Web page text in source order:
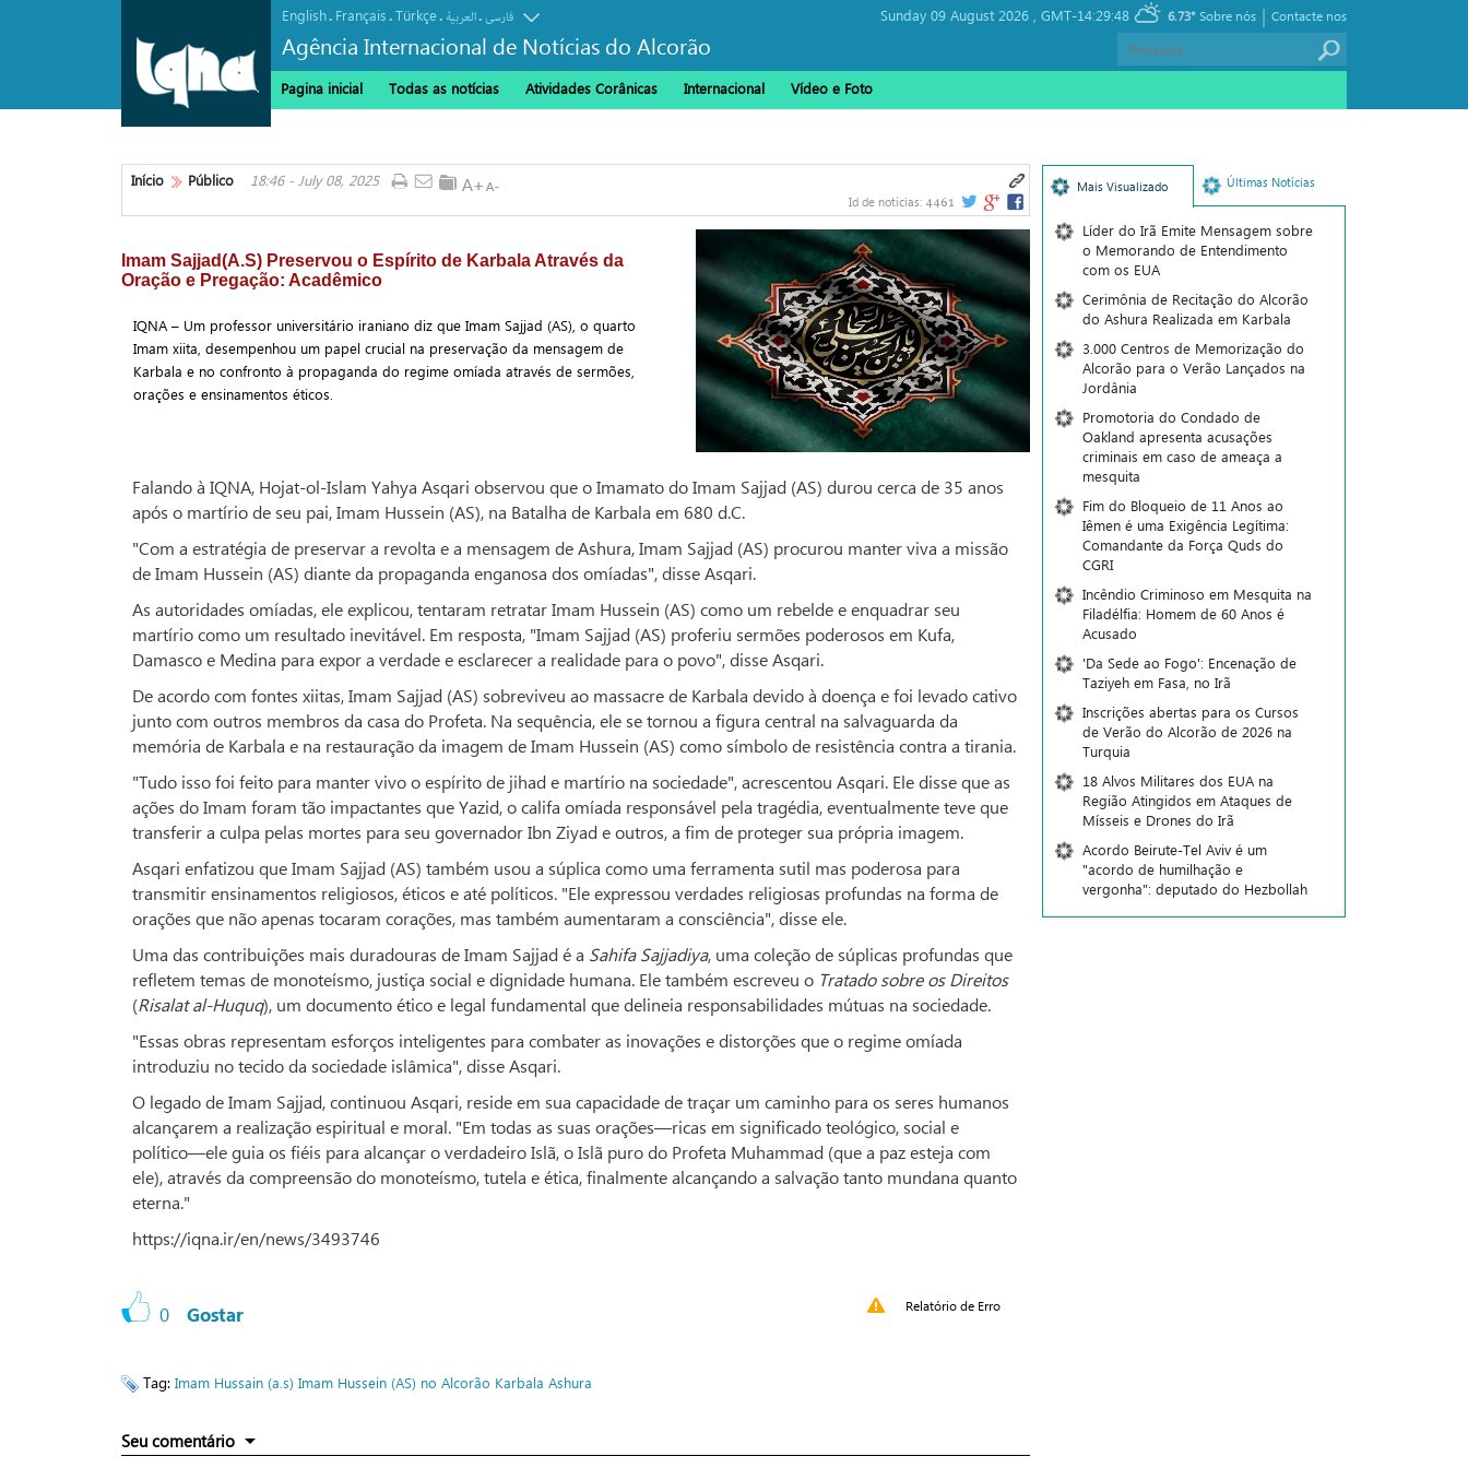
English. Français.Türkçe. العربیة.فارسی
Agência Internacional de Notícias do Alcorão
Sunday 09 August 2026 , GMT-14:29:48 6.73° Contacte nos
|
Sobre nós
Pagina inicial Todas as notícias Atividades Corânicas Internacional Vídeo e Foto
Início Público 18:46 - July 08, 2025
Id de notícias: 4461
Imam Sajjad(A.S) Preservou o Espírito de Karbala Através da
Oração e Pregação: Acadêmico
IQNA – Um professor universitário iraniano diz que Imam Sajjad (AS), o quarto
Imam xiita, desempenhou um papel crucial na preservação da mensagem de
Karbala e no confronto à propaganda do regime omíada através de sermões,
orações e ensinamentos éticos.
Falando à IQNA, Hojat-ol-Islam Yahya Asqari observou que o Imamato do Imam Sajjad (AS) durou cerca de 35 anos
após o martírio de seu pai, Imam Hussein (AS), na Batalha de Karbala em 680 d.C.
"Com a estratégia de preservar a revolta e a mensagem de Ashura, Imam Sajjad (AS) procurou manter viva a missão
de Imam Hussein (AS) diante da propaganda enganosa dos omíadas", disse Asqari.
As autoridades omíadas, ele explicou, tentaram retratar Imam Hussein (AS) como um rebelde e enquadrar seu
martírio como um resultado inevitável. Em resposta, "Imam Sajjad (AS) proferiu sermões poderosos em Kufa,
Damasco e Medina para expor a verdade e esclarecer a realidade para o povo", disse Asqari.
De acordo com fontes xiitas, Imam Sajjad (AS) sobreviveu ao massacre de Karbala devido à doença e foi levado cativo
junto com outros membros da casa do Profeta. Na sequência, ele se tornou a figura central na salvaguarda da
memória de Karbala e na restauração da imagem de Imam Hussein (AS) como símbolo de resistência contra a tirania.
"Tudo isso foi feito para manter vivo o espírito de jihad e martírio na sociedade", acrescentou Asqari. Ele disse que as
ações do Imam foram tão impactantes que Yazid, o califa omíada responsável pela tragédia, eventualmente teve que
transferir a culpa pelas mortes para seu governador Ibn Ziyad e outros, a fim de proteger sua própria imagem.
Asqari enfatizou que Imam Sajjad (AS) também usou a súplica como uma ferramenta sutil mas poderosa para
transmitir ensinamentos religiosos, éticos e até políticos. "Ele expressou verdades religiosas profundas na forma de
orações que não apenas tocaram corações, mas também aumentaram a consciência", disse ele.
Uma das contribuições mais duradouras de Imam Sajjad é a Sahifa Sajjadiya, uma coleção de súplicas profundas que
refletem temas de monoteísmo, justiça social e dignidade humana. Ele também escreveu o Tratado sobre os Direitos
(Risalat al-Huquq), um documento ético e legal fundamental que delineia responsabilidades mútuas na sociedade.
"Essas obras representam esforços inteligentes para combater as inovações e distorções que o regime omíada
introduziu no tecido da sociedade islâmica", disse Asqari.
O legado de Imam Sajjad, continuou Asqari, reside em sua capacidade de traçar um caminho para os seres humanos
alcançarem a realização espiritual e moral. "Em todas as suas orações—ricas em significado teológico, social e
político—ele guia os fiéis para alcançar o verdadeiro Islã, o Islã puro do Profeta Muhammad (que a paz esteja com
ele), através da compreensão do monoteísmo, tutela e ética, finalmente alcançando a salvação tanto mundana quanto
eterna."
https://iqna.ir/en/news/3493746
0 Gostar Relatório de Erro
Tag: Imam Hussain (a.s) Imam Hussein (AS) no Alcorão Karbala Ashura
Seu comentário
Mais Visualizado Últimas Notícias
Líder do Irã Emite Mensagem sobre
o Memorando de Entendimento
com os EUA
Cerimônia de Recitação do Alcorão
do Ashura Realizada em Karbala
3.000 Centros de Memorização do
Alcorão para o Verão Lançados na
Jordânia
Promotoria do Condado de
Oakland apresenta acusações
criminais em caso de ameaça a
mesquita
Fim do Bloqueio de 11 Anos ao
Iêmen é uma Exigência Legítima:
Comandante da Força Quds do
CGRI
Incêndio Criminoso em Mesquita na
Filadélfia: Homem de 60 Anos é
Acusado
'Da Sede ao Fogo': Encenação de
Taziyeh em Fasa, no Irã
Inscrições abertas para os Cursos
de Verão do Alcorão de 2026 na
Turquia
18 Alvos Militares dos EUA na
Região Atingidos em Ataques de
Mísseis e Drones do Irã
Acordo Beirute-Tel Aviv é um
"acordo de humilhação e
vergonha": deputado do Hezbollah